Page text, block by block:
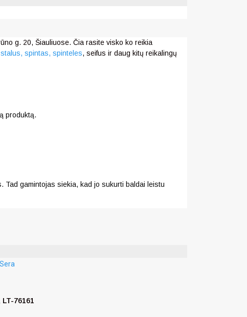
g. 20, Šiauliuose. Čia rasite visko ko reikia
spintas, spinteles, seifus ir daug kitų reikalingų
produktą.
gamintojas siekia, kad jo sukurti baldai leistu
76161